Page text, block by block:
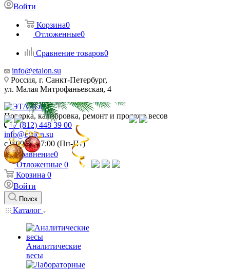
Войти
Корзина0
Отложенные0
Сравнение товаров0
info@etalon.su
Россия, г. Санкт-Петербург,
ул. Малая Митрофаньевская, 4
Поверка, калибровка, ремонт и продажа весов
+7 (812) 448 39 00
info@etalon.su
c 9:00 до 17:00 (Пн-Пт)
Сравнение0
Отложенные 0
Корзина 0
Войти
Поиск
Каталог
Аналитические
весы